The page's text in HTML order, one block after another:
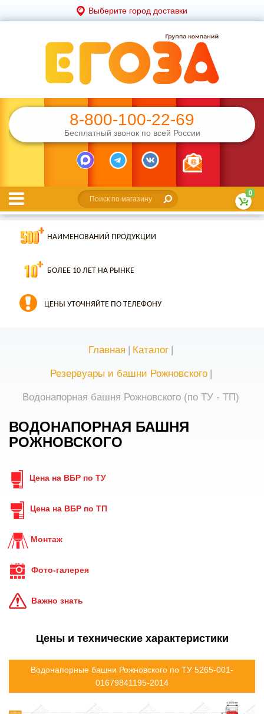
Выберите город доставки
8-800-100-22-69
Бесплатный звонок по всей России
0
НАИМЕНОВАНИЙ ПРОДУКЦИИ
БОЛЕЕ 10 ЛЕТ НА РЫНКЕ
ЦЕНЫ УТОЧНЯЙТЕ ПО ТЕЛЕФОНУ
Главная | Каталог |
Резервуары и башни Рожновского |
Водонапорная башня Рожновского (по ТУ - ТП)
ВОДОНАПОРНАЯ БАШНЯ
РОЖНОВСКОГО
Цена на ВБР по ТУ
Цена на ВБР по ТП
Монтаж
Фото-галерея
Важно знать
Цены и технические характеристики
Водонапорные башни Рожновского по ТУ 5265-001-
01679841195-2014